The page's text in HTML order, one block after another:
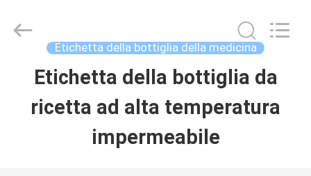
CASA
PRODOTTI
(Xiamen)
Etichetta della bottiglia della medicina
Etichetta della bottiglia da
ricetta ad alta temperatura
impermeabile